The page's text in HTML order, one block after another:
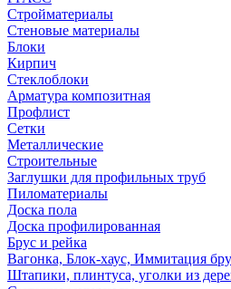
Стройматериалы
Стеновые материалы
Блоки
Кирпич
Стеклоблоки
Арматура композитная
Профлист
Сетки
Металлические
Строительные
Заглушки для профильных труб
Пиломатериалы
Доска пола
Доска профилированная
Брус и рейка
Вагонка, Блок-хаус, Иммитация
Штапики, плинтуса, уголки из